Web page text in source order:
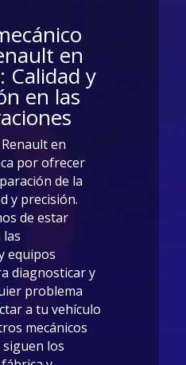
en
Calidad y
en las
en
por ofrecer
de la
y precisión.
de estar
equipos
diagnosticar y
problema
a tu vehículo
mecánicos
siguen los